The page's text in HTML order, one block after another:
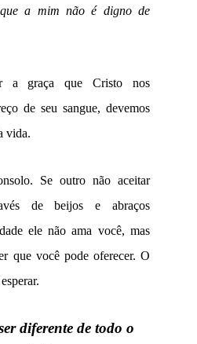
a mim não é digno de
a graça que Cristo nos
de seu sangue, devemos
vida.
Se outro não aceitar
de beijos e abraços
ele não ama você, mas
que você pode oferecer. O
diferente de todo o